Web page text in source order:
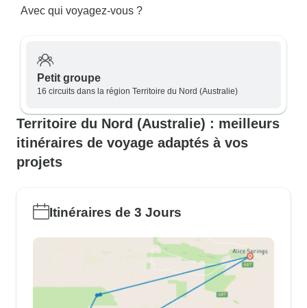
Avec qui voyagez-vous ?
Petit groupe
16 circuits dans la région Territoire du Nord (Australie)
Territoire du Nord (Australie) : meilleurs
itinéraires de voyage adaptés à vos
projets
Itinéraires de 3 Jours